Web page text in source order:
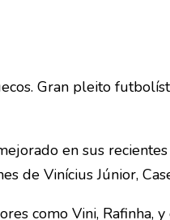
Gran pleito
en sus
Vinícius Júnior,
como Vini,